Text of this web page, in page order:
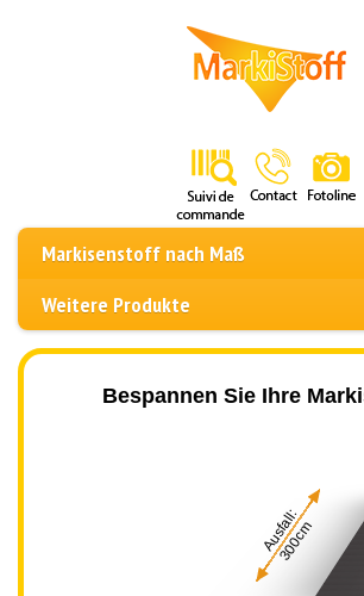
Markisenstoff nach Maß
Weitere Produkte
Bespannen Sie Ihre
Ausfall:
300cm